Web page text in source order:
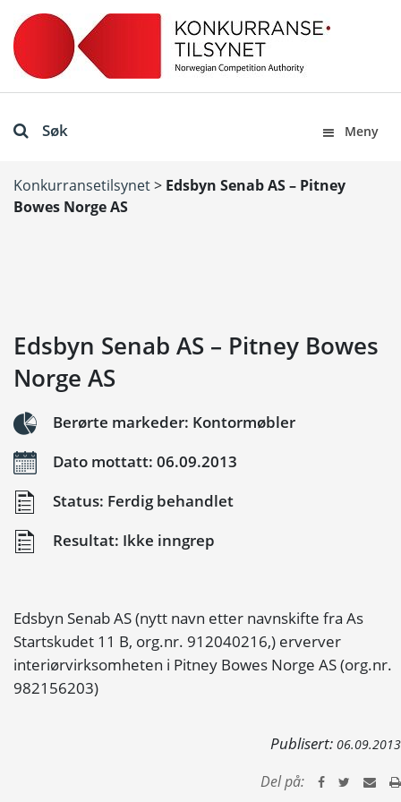
Søk Meny
Konkurransetilsynet> Edsbyn Senab AS – Pitney
Bowes Norge AS
Edsbyn Senab AS – Pitney Bowes
Norge AS
Berørte markeder: Kontormøbler
Dato mottatt: 06.09.2013
Status: Ferdig behandlet
Resultat: Ikke inngrep
Edsbyn Senab AS (nytt navn etter navnskifte fra As
Startskudet 11 B, org.nr. 912040216,) erverver
interiørvirksomheten i Pitney Bowes Norge AS (org.nr.
982156203)
Publisert: 06.09.2013
Del på: